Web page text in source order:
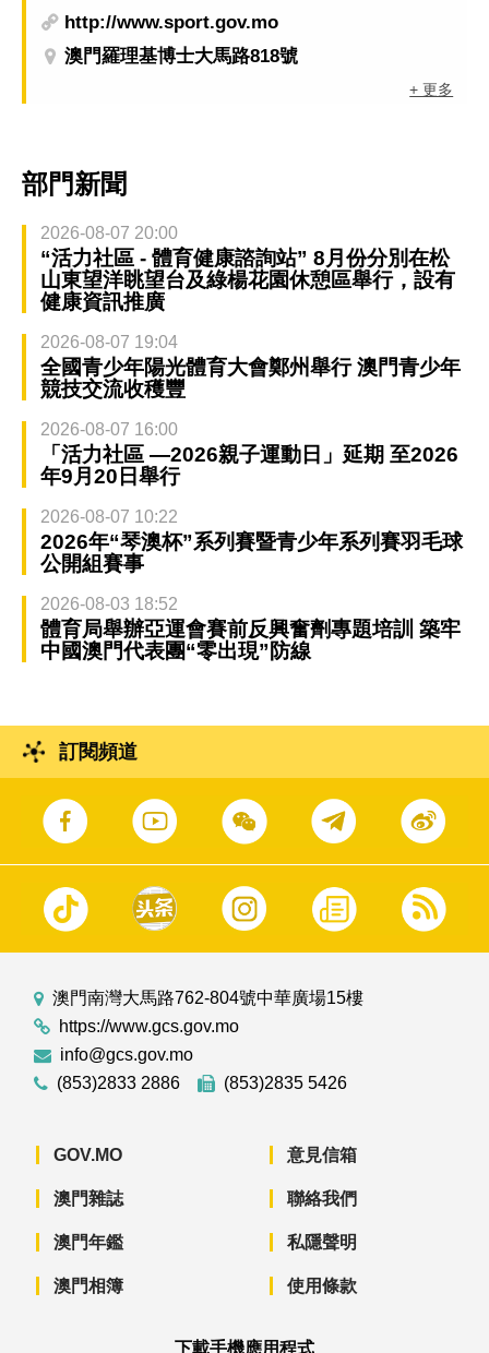
http://www.sport.gov.mo
澳門羅理基博士大馬路818號
+ 更多
部門新聞
2026-08-07 20:00
“活力社區 - 體育健康諮詢站” 8月份分別在松
山東望洋眺望台及綠楊花園休憩區舉行，設有
健康資訊推廣
2026-08-07 19:04
全國青少年陽光體育大會鄭州舉行 澳門青少年
競技交流收穫豐
2026-08-07 16:00
「活力社區 —2026親子運動日」延期 至2026
年9月20日舉行
2026-08-07 10:22
2026年“琴澳杯”系列賽暨青少年系列賽羽毛球
公開組賽事
2026-08-03 18:52
體育局舉辦亞運會賽前反興奮劑專題培訓 築牢
中國澳門代表團“零出現”防線
訂閱頻道
澳門南灣大馬路762-804號中華廣場15樓
https://www.gcs.gov.mo
info@gcs.gov.mo
(853)2833 2886
(853)2835 5426
GOV.MO
澳門雜誌
澳門年鑑
澳門相簿
意見信箱
聯絡我們
私隱聲明
使用條款
下載手機應用程式